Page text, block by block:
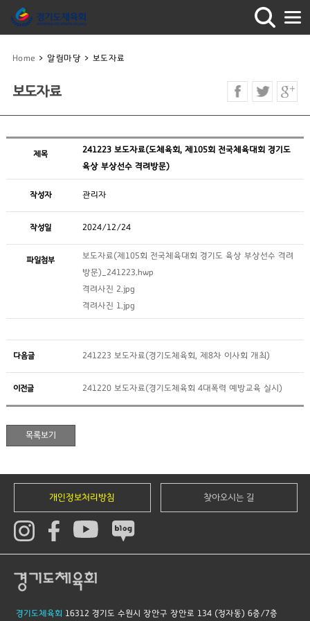
Home > 알림마당 > 보도자료
보도자료
제목
241223 보도자료(도체육회, 제105회 전국체육대회 경기도
육상 부상선수 격려방문)
작성자 관리자
작성일 2024/12/24
파일첨부
보도자료(제105회 전국체육대회 경기도 육상 부상선수 격려
방문)_241223.hwp
격려사진 2.jpg
격려사진 1.jpg
다음글 241223 보도자료(경기도체육회, 제8차 이사회 개최)
이전글 241220 보도자료(경기도체육회 4대폭력 예방교육 실시)
개인정보처리방침 찾아오시는 길
경기도체육회 16312 경기도 수원시 장안구 장안로 134 (정자동) 6층/7층